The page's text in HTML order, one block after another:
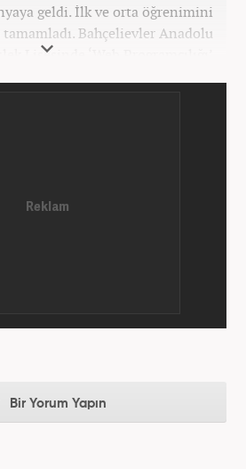
geldi. İlk ve orta öğrenimini
Bahçelievler Anadolu
Lisesinde ‘Web Programcılığı’
kategorilerinde birçok haber ve
Bir Yorum Yapın